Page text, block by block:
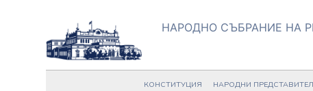
НАРОДНО СЪБРАНИЕ НА
КОНСТИТУЦИЯ НАРОДНИ